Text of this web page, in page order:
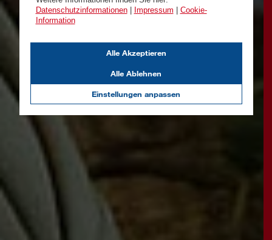
Datenschutzinformationen| Impressum
Cookie-
Information
Einstellungen anpassen
Alle Ablehnen
Alle Akzeptieren